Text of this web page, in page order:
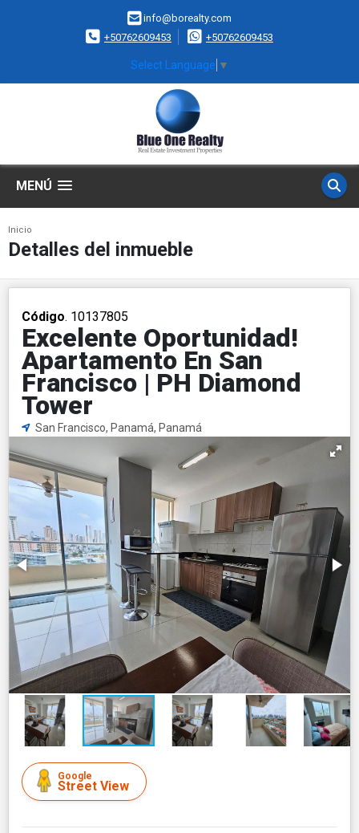
info@borealty.com
+50762609453
+50762609453
Select Language ▼
MENÚ
Inicio
Detalles del inmueble
Código. 10137805
Excelente Oportunidad!
Apartamento En San
Francisco | PH Diamond
Tower
San Francisco, Panamá, Panamá
Google
Street View